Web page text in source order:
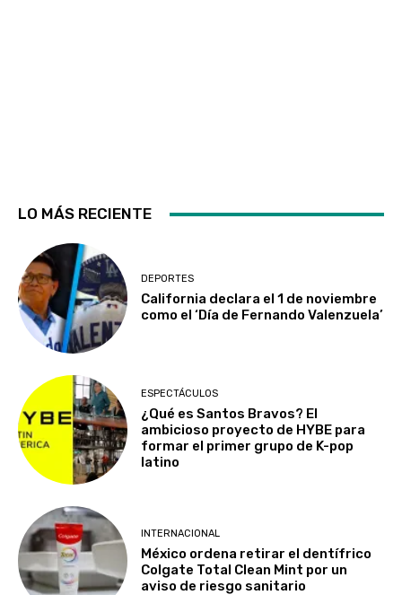
LO MÁS RECIENTE
DEPORTES
California declara el 1 de noviembre
como el ‘Día de Fernando Valenzuela’
ESPECTÁCULOS
¿Qué es Santos Bravos? El
ambicioso proyecto de HYBE para
formar el primer grupo de K-pop
latino
INTERNACIONAL
México ordena retirar el dentífrico
Colgate Total Clean Mint por un
aviso de riesgo sanitario